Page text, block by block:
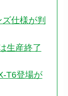
仕様が判
生産終了
T6登場が